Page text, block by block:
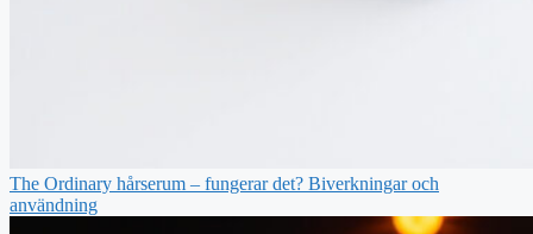
The Ordinary hårserum – fungerar det? Biverkningar och
användning